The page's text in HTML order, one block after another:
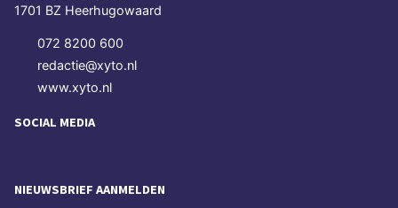
1701 BZ Heerhugowaard
072 8200 600
redactie@xyto.nl
www.xyto.nl
SOCIAL MEDIA
NIEUWSBRIEF AANMELDEN